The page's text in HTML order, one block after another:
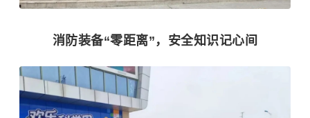
消防装备“零距离”，安全知识记心间